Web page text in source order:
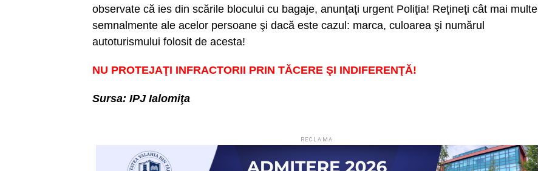
observate că ies din scările blocului cu bagaje, anunţaţi urgent Poliţia! Reţineţi cât mai multe
semnalmente ale acelor persoane şi dacă este cazul: marca, culoarea şi numărul
autoturismului folosit de acesta!
NU PROTEJAŢI INFRACTORII PRIN TĂCERE ŞI INDIFERENŢĂ!
Sursa: IPJ Ialomiţa
RECLAMA